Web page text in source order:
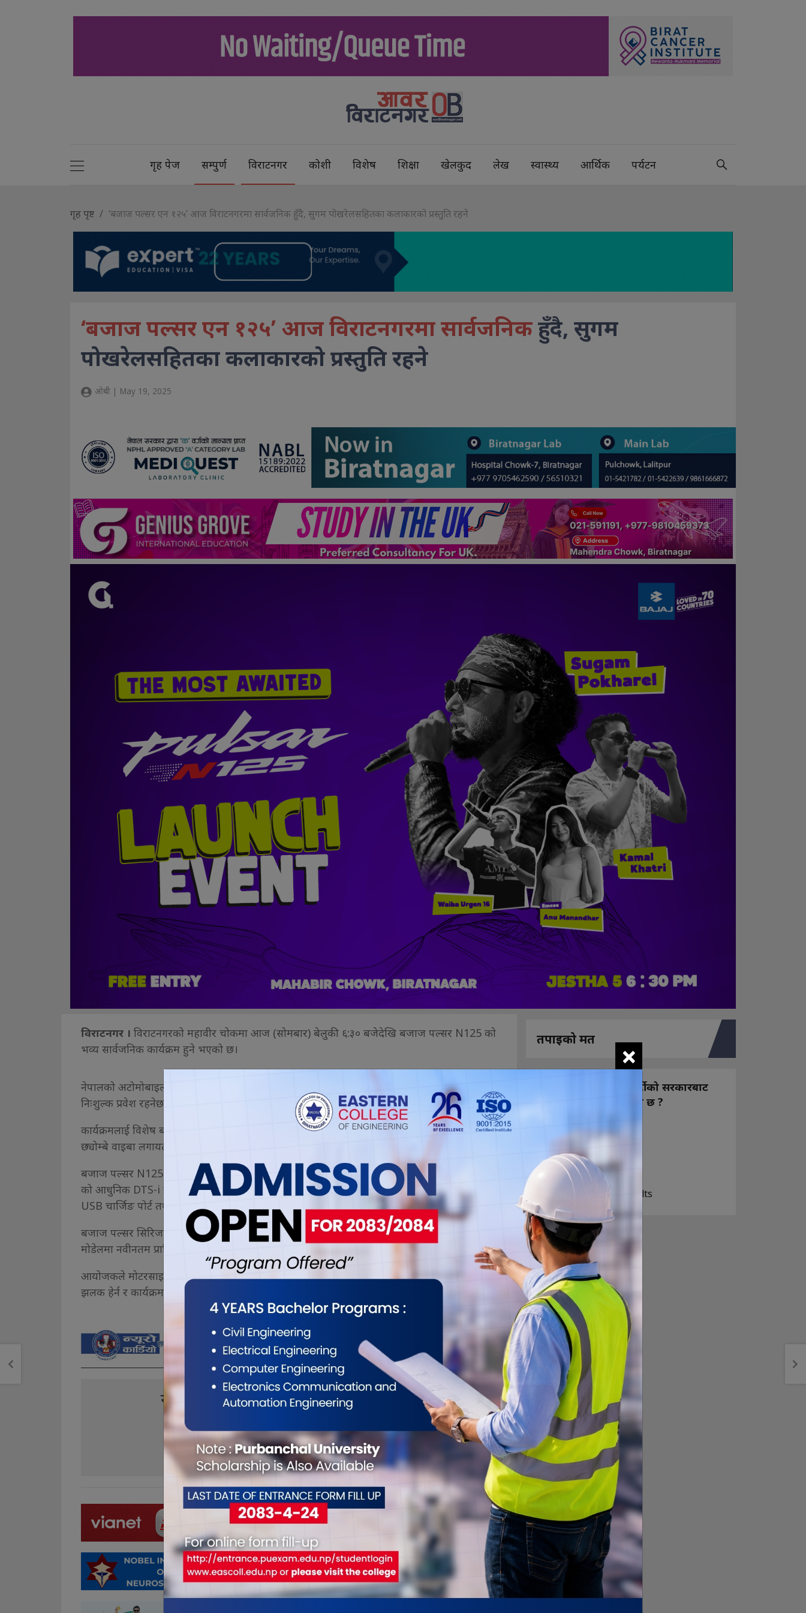
गृह पेज सम्पुर्ण विराटनगर कोशी विशेष शिक्षा खेलकुद लेख स्वास्थ्य आर्थिक पर्यटन
गृह पृष्ट ‘बजाज पल्सर एन १२५’ आज विराटनगरमा सार्वजनिक हुँदै, सुगम पोखरेलसहितका कलाकारको प्रस्तुति रहने
‘बजाज पल्सर एन १२५’ आज विराटनगरमा सार्वजनिकहुँदै, सुगम
पोखरेलसहितका कलाकारको प्रस्तुति रहने
ओबी | May 19, 2025
विराटनगर । विराटनगरको महावीर चोकमा आज (सोमबार) बेलुकी ६:३० बजेदेखि बजाज पल्सर N125 को
भव्य सार्वजनिक कार्यक्रम हुने भएको छ।
नेपालको अटोमोबाइल क्षेत्रमा लोकप्रिय बजाज ब्रान्डले आयोजना गर्न लागेको यस कार्यक्रममा सर्वसाधारणको
निःशुल्क प्रवेश रहनेछ।
कार्यक्रमलाई विशेष बनाउन नेपाली संगीत क्षेत्रका चर्चित कलाकारहरू सुगम पोखरेल, कमल क्षेत्री, उर्गेन
छ्योम्बे वाइबा लगायतका कलाकारहरूले प्रस्तुति दिने कार्यक्रम रहेको छ।
बजाज पल्सर N125 युवाहरूको रुचिलाई ध्यानमा राखेर डिजाइन गरिएको नयाँ मोडेल हो। यसमा 125cc
को आधुनिक DTS-i इन्जिन, स्पोर्टी र एग्रेसिभ डिजाइन, LED DRLs र प्रोजेक्टर हेडल्याम्प, डिजिटल मीटर,
USB चार्जिङ पोर्ट तथा सिंगल च्यानल ABS सिस्टम जस्ता विशेषताहरू समावेश गरिएको छ।
बजाज पल्सर सिरिजप्रति युवाहरूको अत्यधिक आकर्षणलाई मध्यनजर गर्दै बजारमा ल्याइएको यो N125
मोडेलमा नवीनतम प्राविधिक विशेषता र आकर्षक डिजाइनको उत्कृष्ट संयोजन रहेको छ।
आयोजकले मोटरसाइकल प्रेमी तथा संगीत रसिकहरूलाई कार्यक्रममा सहभागी भई पल्सर N125 को पहिलो
झलक हेर्न र कार्यक्रमको मज्जा लिन आग्रह गरेका छन्।
यो खबर पढेर तपाईलाई कस्तो महसुस भयो ?
0 2 0 0
तपाइको मत
नयाँ बन्ने राष्ट्रिय स्वतन्त्र पार्टीको सरकारबाट
कस्तो अपेक्षा राख्नुभएको छ ?
ज सुकै होस्
View Results
×